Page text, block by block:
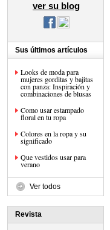
ver su blog
Sus últimos artículos
Looks de moda para
mujeres gorditas y bajitas
con panza: Inspiración y
combinaciones de blusas
Como usar estampado
floral en tu ropa
Colores en la ropa y su
significado
Que vestidos usar para
verano
Ver todos
Revista